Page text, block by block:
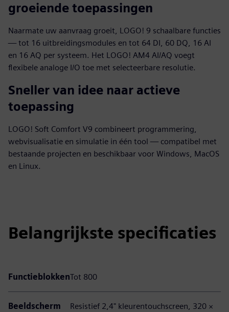
groeiende toepassingen
Naarmate uw aanvraag groeit, LOGO! 9 schaalbare functies
— tot 16 uitbreidingsmodules en tot 64 DI, 60 DQ, 16 AI
en 16 AQ per systeem. Het LOGO! AM4 AI/AQ voegt
flexibele analoge I/O toe met selecteerbare resolutie.
Sneller van idee naar actieve
toepassing
LOGO! Soft Comfort V9 combineert programmering,
webvisualisatie en simulatie in één tool — compatibel met
bestaande projecten en beschikbaar voor Windows, MacOS
en Linux.
Belangrijkste specificaties
FunctieblokkenTot 800
Beeldscherm
Resistief 2,4" kleurentouchscreen, 320 ×